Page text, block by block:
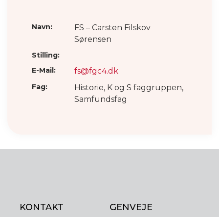
Navn:
FS – Carsten Filskov
Sørensen
Stilling:
E-Mail:
fs@fgc4.dk
Fag:
Historie, K og S faggruppen,
Samfundsfag
KONTAKT GENVEJE